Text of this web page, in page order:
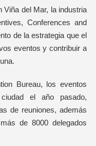
Viña del Mar, la industria
Conferences and
de la estrategia que el
eventos y contribuir a
Bureau, los eventos
el año pasado,
de reuniones, además
de 8000 delegados